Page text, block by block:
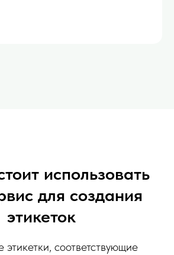
использовать
для создания
этикеток
этикетки, соответствующие